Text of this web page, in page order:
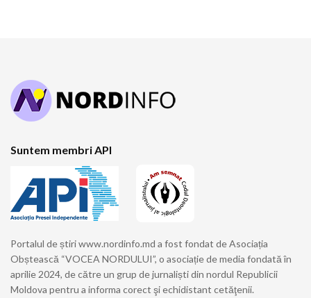
Suntem membri API
Portalul de știri www.nordinfo.md a fost fondat de Asociația
Obștească “VOCEA NORDULUI”, o asociație de media fondată în
aprilie 2024, de către un grup de jurnaliști din nordul Republicii
Moldova pentru a informa corect şi echidistant cetăţenii.